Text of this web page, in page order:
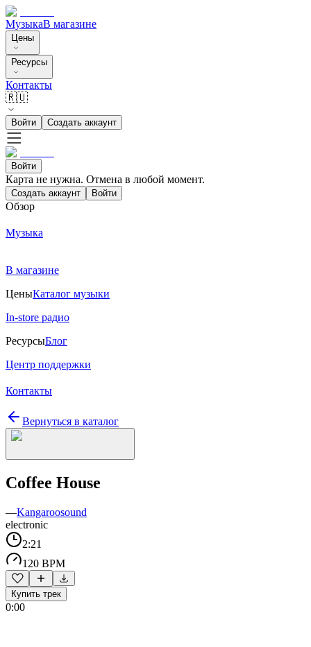
МузыкаВ магазине
Цены
Ресурсы
Контакты
🇷🇺
Войти Создать аккаунт
Войти
Карта не нужна. Отмена в любой момент.
Создать аккаунт Войти
Обзор
Музыка
В магазине
ЦеныКаталог музыки
In-store радио
РесурсыБлог
Центр поддержки
Контакты
Вернуться в каталог
Coffee House
—Kangaroosound
electronic
2:21
120 BPM
Купить трек
0:00